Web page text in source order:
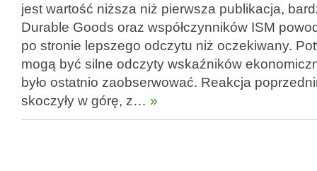
jest wartość niższa niż pierwsza publikacja,
Durable Goods oraz współczynników ISM
po stronie lepszego odczytu niż oczekiwany.
mogą być silne odczyty wskaźników
było ostatnio zaobserwować. Reakcja
skoczyły w górę, z… »